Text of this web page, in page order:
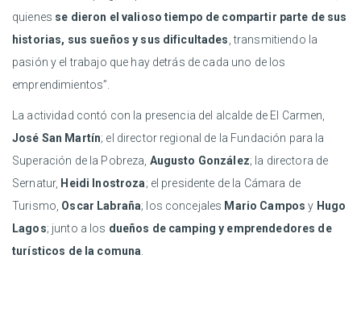
quienes se dieron el valioso tiempo de compartir parte de sus
historias, sus sueños y sus dificultades , transmitiendo la
pasión y el trabajo que hay detrás de cada uno de los
emprendimientos”.
La actividad contó con la presencia del alcalde de El Carmen,
José San Martín; el director regional de la Fundación para la
Superación de la Pobreza, Augusto González; la directora de
Sernatur, Heidi Inostroza; el presidente de la Cámara de
Turismo, Oscar Labraña; los concejales Mario Camposy Hugo
Lagos; junto a los dueños de camping y emprendedores de
turísticos de la comuna